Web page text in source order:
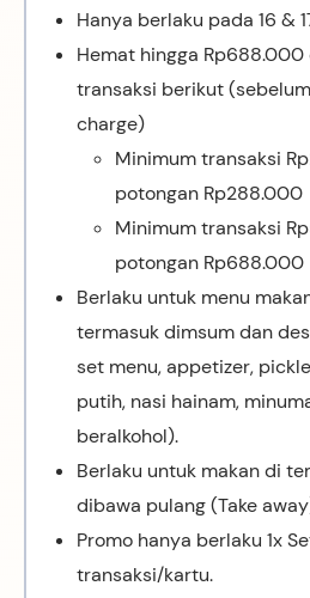
Hanya berlaku pada 16 &
Hemat hingga
transaksi berikut
charge)
Minimum transaksi
potongan Rp288.000
Minimum transaksi
potongan Rp688.000
Berlaku untuk menu
termasuk dimsum dan
set menu, appetizer,
putih, nasi hainam,
beralkohol).
Berlaku untuk makan di
dibawa pulang (Take
Promo hanya berlaku 1x
transaksi/kartu.